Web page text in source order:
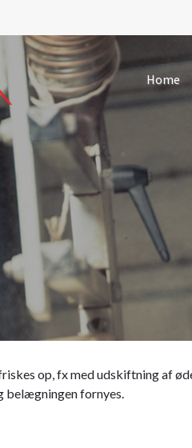
Home
op, fx med udskiftning af
belægningen fornyes.